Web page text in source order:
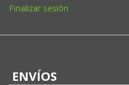
Finalizar sesión
ENVÍOS